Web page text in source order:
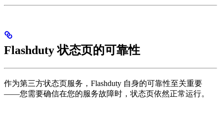
Flashduty 状态页的可靠性
作为第三方状态页服务，Flashduty 自身的可靠性至关重要
——您需要确信在您的服务故障时，状态页依然正常运行。